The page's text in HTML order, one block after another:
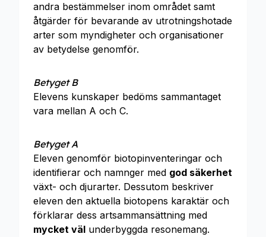
andra bestämmelser inom området samt
åtgärder för bevarande av utrotningshotade
arter som myndigheter och organisationer
av betydelse genomför.
Betyget B
Elevens kunskaper bedöms sammantaget
vara mellan A och C.
Betyget A
Eleven genomför biotopinventeringar och
identifierar och namnger med god säkerhet
växt- och djurarter. Dessutom beskriver
eleven den aktuella biotopens karaktär och
förklarar dess artsammansättning med
mycket väl underbyggda resonemang.